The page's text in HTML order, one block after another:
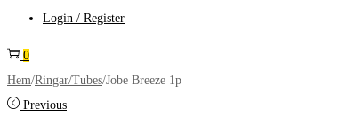
Login / Register
0
Hem/Ringar/Tubes/Jobe Breeze 1p
Previous